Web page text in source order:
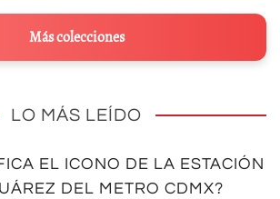
Más colecciones
LO MÁS LEÍDO
EL ICONO DE LA ESTACIÓN
DEL METRO CDMX?